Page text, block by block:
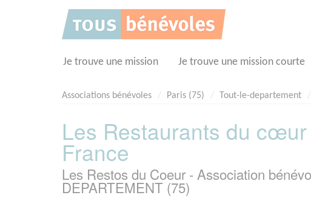
Je trouve une mission Je trouve une mission courte
Associations bénévoles Paris (75) Tout-le-departement
Les Restaurants du
France
Les Restos du Coeur - Association
DEPARTEMENT (75)